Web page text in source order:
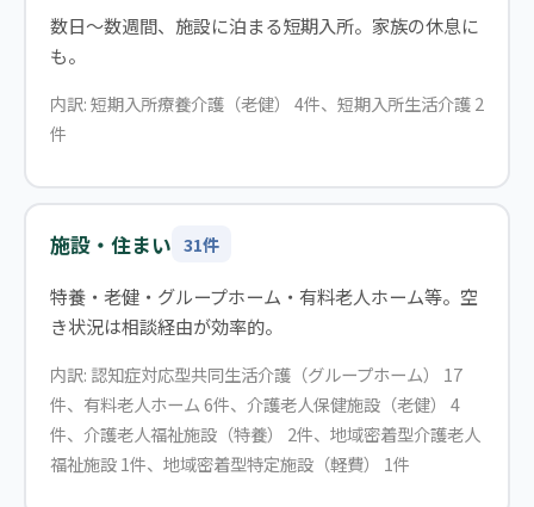
数日〜数週間、施設に泊まる短期入所。家族の休息に
も。
内訳: 短期入所療養介護（老健） 4件、短期入所生活介護 2
件
施設・住まい 31件
特養・老健・グループホーム・有料老人ホーム等。空
き状況は相談経由が効率的。
内訳: 認知症対応型共同生活介護（グループホーム） 17
件、有料老人ホーム 6件、介護老人保健施設（老健） 4
件、介護老人福祉施設（特養） 2件、地域密着型介護老人
福祉施設 1件、地域密着型特定施設（軽費） 1件